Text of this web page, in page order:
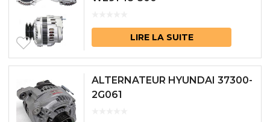
LIRE LA SUITE
ALTERNATEUR HYUNDAI 37300-
2G061